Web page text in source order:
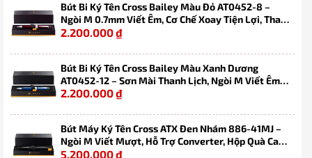
Bút Bi Ký Tên Cross Bailey Màu Đỏ AT0452-8 –
Ngòi M 0.7mm Viết Êm, Cơ Chế Xoay Tiện Lợi, Thay
Refill Dễ Dàng Kèm Hộp
2.200.000₫
Bút Bi Ký Tên Cross Bailey Màu Xanh Dương
AT0452-12 – Sơn Mài Thanh Lịch, Ngòi M Viết Êm,
Cơ Chế Xoay Tiện Lợi
2.200.000₫
Bút Máy Ký Tên Cross ATX Đen Nhám 886-41MJ –
Ngòi M Viết Mượt, Hỗ Trợ Converter, Hộp Quà Cao
Cấp
5.200.000₫